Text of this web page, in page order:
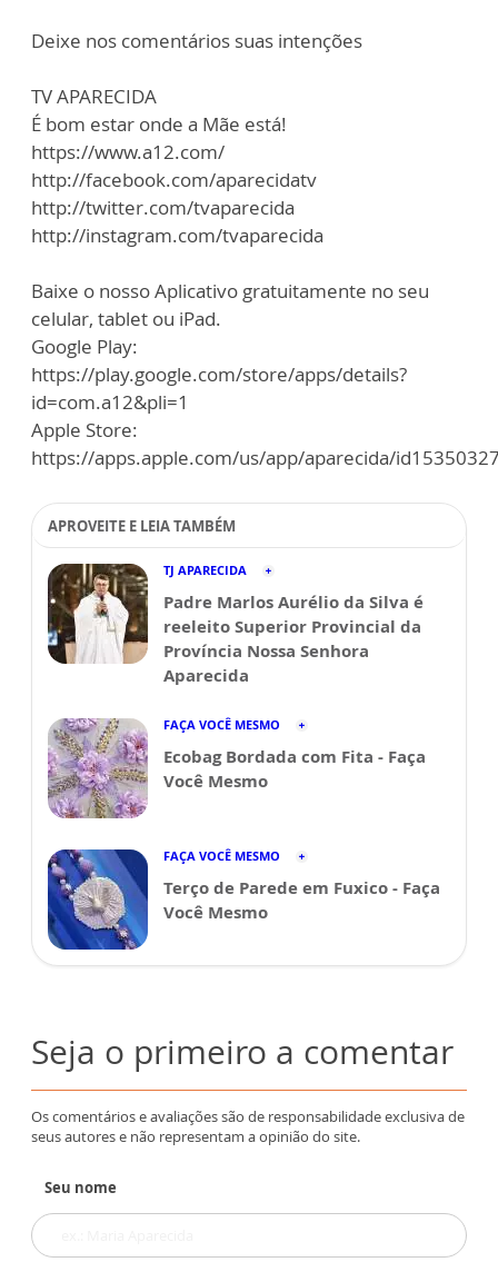
Deixe nos comentários suas intenções
TV APARECIDA
É bom estar onde a Mãe está!
https://www.a12.com/
http://facebook.com/aparecidatv
http://twitter.com/tvaparecida
http://instagram.com/tvaparecida
Baixe o nosso Aplicativo gratuitamente no seu
celular, tablet ou iPad.
Google Play:
https://play.google.com/store/apps/details?
id=com.a12&pli=1
Apple Store:
https://apps.apple.com/us/app/aparecida/
APROVEITE E LEIA TAMBÉM
TJ APARECIDA
Padre Marlos Aurélio da Silva é
reeleito Superior Provincial da
Província Nossa Senhora
Aparecida
FAÇA VOCÊ MESMO
Ecobag Bordada com Fita - Faça
Você Mesmo
FAÇA VOCÊ MESMO
Terço de Parede em Fuxico - Faça
Você Mesmo
Seja o primeiro a comentar
Os comentários e avaliações são de responsabilidade exclusiva de
seus autores e não representam a opinião do site.
Seu nome